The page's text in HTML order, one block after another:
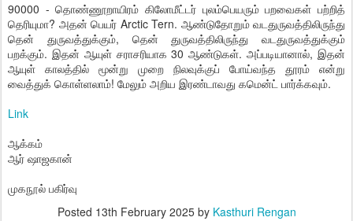
90000 - தொண்ணூறாயிரம் கிலோமீட்டர் புலம்பெயரும் பறவைகள் பற்றித்
தெரியுமா? அதன் பெயர் Arctic Tern. ஆண்டுதோறும் வடதுருவத்திலிருந்து
தென் துருவத்துக்கும், தென் துருவத்திலிருந்து வடதுருவத்துக்கும்
பறக்கும். இதன் ஆயுள் சராசரியாக 30 ஆண்டுகள். அப்படியானால், இதன்
ஆயுள் காலத்தில் மூன்று முறை நிலவுக்குப் போய்வந்த தூரம் என்று
வைத்துக் கொள்ளலாம்! மேலும் அறிய இரண்டாவது கமென்ட் பார்க்கவும்.
Link
ஆக்கம்
ஆர் ஷாஜகான்
முகநூல் பகிர்வு
Posted 13th February 2025by Kasthuri Rengan